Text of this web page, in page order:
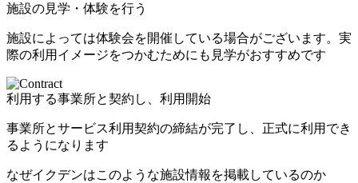
施設の見学・体験を行う
施設によっては体験会を開催している場合がございます。実
際の利用イメージをつかむためにも見学がおすすめです
利用する事業所と契約し、利用開始
事業所とサービス利用契約の締結が完了し、正式に利用でき
るようになります
なぜイクデンはこのような施設情報を掲載しているのか